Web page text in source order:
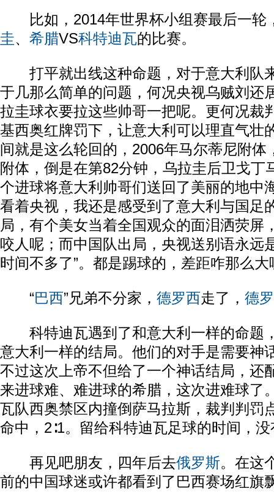
比如，2014年世界杯小组赛最后一轮
圭、 希腊VS科特迪瓦的比赛。
打平就出线这种命题，对于意大利队
于几那么简单的问题，何况央视乌贼刘还
拉圭球衣要拉这些帅哥一把呢。更何况裁
基西奥红牌罚下，让意大利可以理直气壮
间就是这么轮回的，2006年马尔蒂尼附体
附体，倒是在第82分钟，乌拉圭后卫戈丁
个进球将意大利帅哥们送回了美丽的地中
看着央视，我还是感受到了意大利与国
局，有个美女当着全国观众的面泪洒荧屏
咬人呢；而中国队出局，央视送别语永远
时间不多了”。都是踢球的，差距咋那么大
“巴西”兄弟不分家， 德罗西走了， 德
科特迪瓦遇到了和意大利一样的命题
意大利一样的结局。他们的对手是需要神
不过这次上帝不但给了一个神话结局，还
来进球难、难进球的希腊，这次进难球了
瓦队西奥禁区内撞倒萨马拉斯，裁判判罚
命中，2∶1。留给科特迪瓦足球的时间，
再见吧朋友，四年后去俄罗斯。在这
前的中国球迷或许都看到了巴西赛场红旗